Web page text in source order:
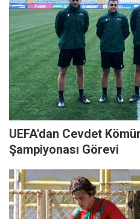
UEFA'dan Cevdet
Şampiyonası Görevi